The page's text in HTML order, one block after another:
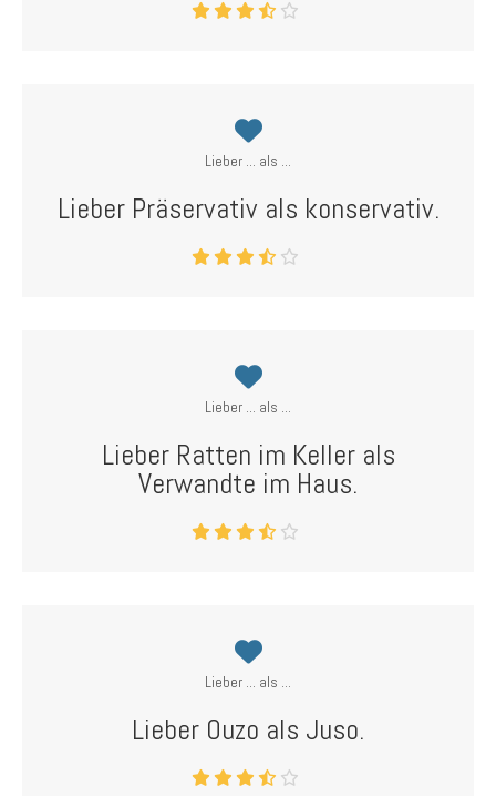
Lieber ... als ...
Lieber Präservativ als konservativ.
Lieber ... als ...
Lieber Ratten im Keller als
Verwandte im Haus.
Lieber ... als ...
Lieber Ouzo als Juso.